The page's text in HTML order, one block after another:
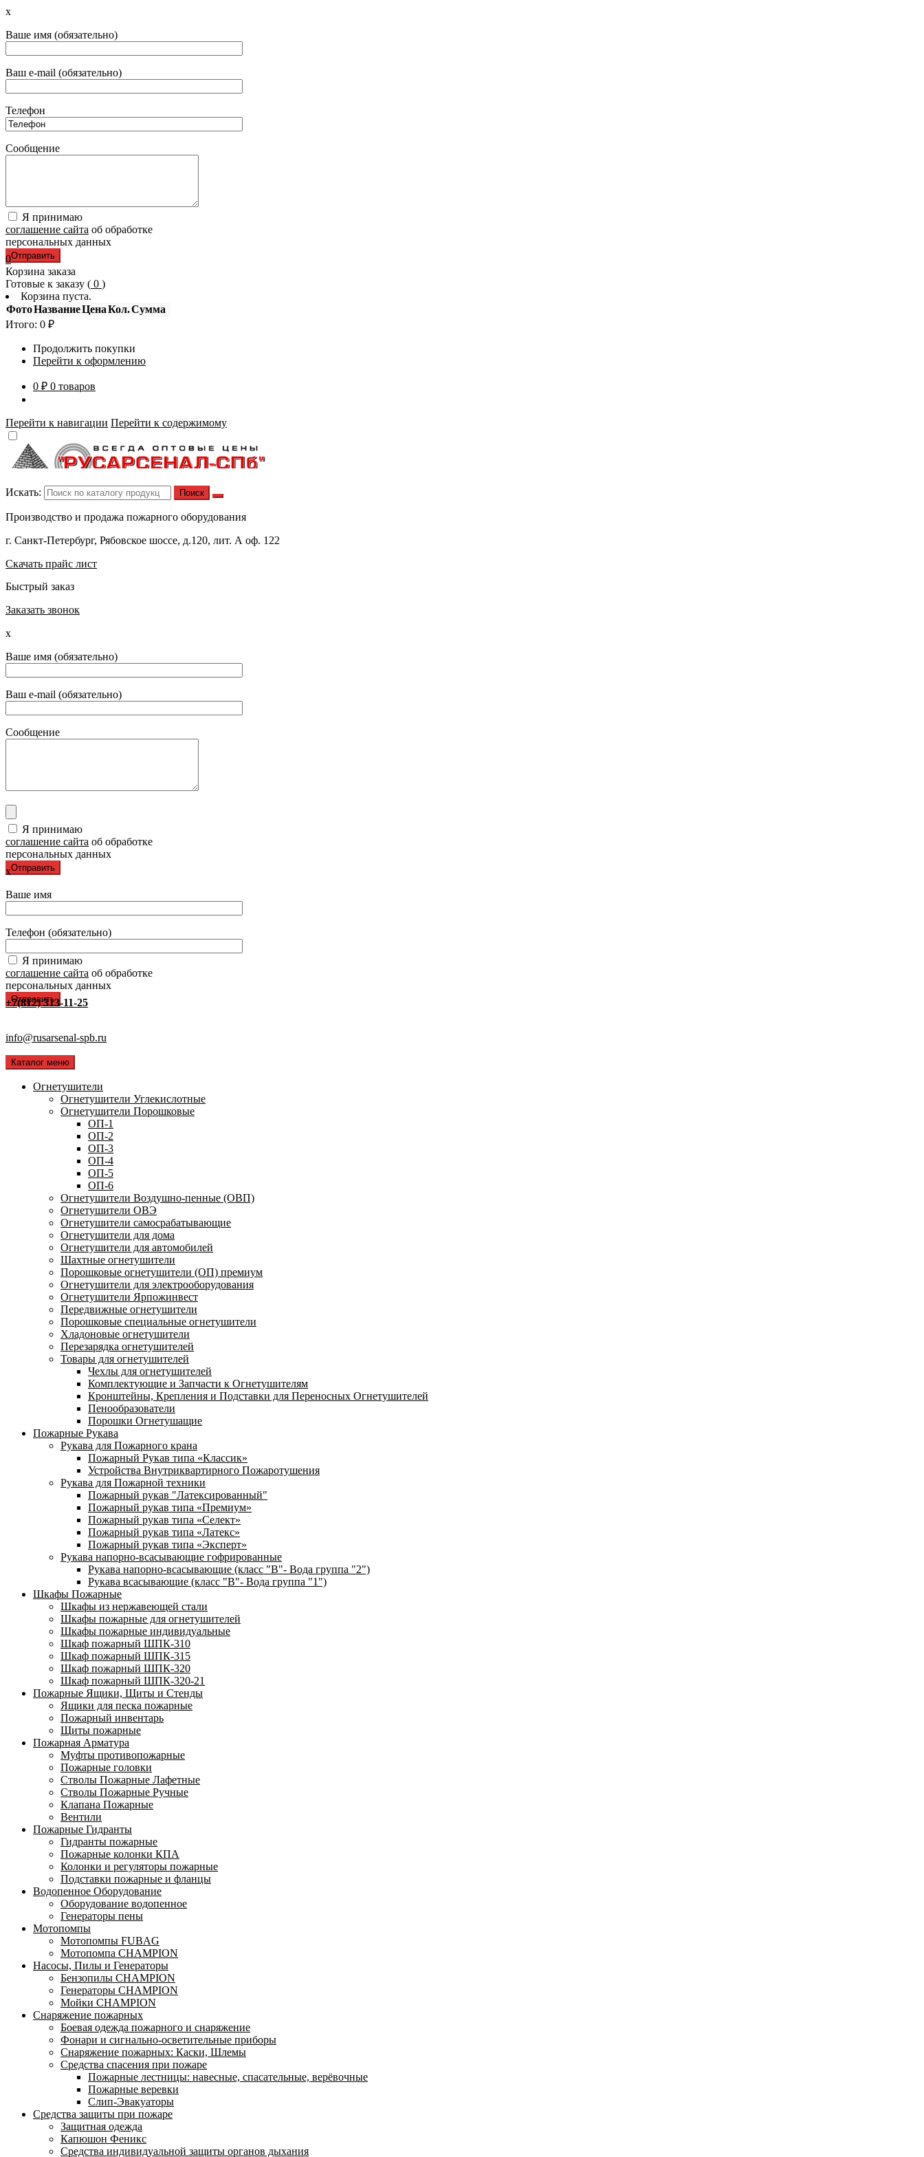
x
Ваше имя (обязательно)
Ваш e-mail (обязательно)
Телефон
Сообщение
Я принимаю
соглашение сайта об обработке
персональных данных
0
Корзина заказа
Готовые к заказу ( 0 )
Корзина пуста.
ФотоНазваниеЦенаКол.Сумма
Итого: 0 ₽
Продолжить покупки
Перейти к оформлению
0 ₽ 0 товаров
Перейти к навигации Перейти к содержимому
Искать:
Производство и продажа пожарного оборудования
г. Санкт-Петербург, Рябовское шоссе, д.120, лит. А оф. 122
Скачать прайс лист
Быстрый заказ
Заказать звонок
x
Ваше имя (обязательно)
Ваш e-mail (обязательно)
Сообщение
Я принимаю
соглашение сайта об обработке
персональных данных
x
Ваше имя
Телефон (обязательно)
Я принимаю
соглашение сайта об обработке
персональных данных
+7(812) 313-11-25
info@rusarsenal-spb.ru
Каталог меню
Огнетушители
Огнетушители Углекислотные
Огнетушители Порошковые
ОП-1
ОП-2
ОП-3
ОП-4
ОП-5
ОП-6
Огнетушители Воздушно-пенные (ОВП)
Огнетушители ОВЭ
Огнетушители самосрабатывающие
Огнетушители для дома
Огнетушители для автомобилей
Шахтные огнетушители
Порошковые огнетушители (ОП) премиум
Огнетушители для электрооборудования
Огнетушители Ярпожинвест
Передвижные огнетушители
Порошковые специальные огнетушители
Хладоновые огнетушители
Перезарядка огнетушителей
Товары для огнетушителей
Чехлы для огнетушителей
Комплектующие и Запчасти к Огнетушителям
Кронштейны, Крепления и Подставки для Переносных Огнетушителей
Пенообразователи
Порошки Огнетушащие
Пожарные Рукава
Рукава для Пожарного крана
Пожарный Рукав типа «Классик»
Устройства Внутриквартирного Пожаротушения
Рукава для Пожарной техники
Пожарный рукав "Латексированный"
Пожарный рукав типа «Премиум»
Пожарный рукав типа «Селект»
Пожарный рукав типа «Латекс»
Пожарный рукав типа «Эксперт»
Рукава напорно-всасывающие гофрированные
Рукава напорно-всасывающие (класс "В"- Вода группа "2")
Рукава всасывающие (класс "В"- Вода группа "1")
Шкафы Пожарные
Шкафы из нержавеющей стали
Шкафы пожарные для огнетушителей
Шкафы пожарные индивидуальные
Шкаф пожарный ШПК-310
Шкаф пожарный ШПК-315
Шкаф пожарный ШПК-320
Шкаф пожарный ШПК-320-21
Пожарные Ящики, Щиты и Стенды
Ящики для песка пожарные
Пожарный инвентарь
Щиты пожарные
Пожарная Арматура
Муфты противопожарные
Пожарные головки
Стволы Пожарные Лафетные
Стволы Пожарные Ручные
Клапана Пожарные
Вентили
Пожарные Гидранты
Гидранты пожарные
Пожарные колонки КПА
Колонки и регуляторы пожарные
Подставки пожарные и фланцы
Водопенное Оборудование
Оборудование водопенное
Генераторы пены
Мотопомпы
Мотопомпы FUBAG
Мотопомпа CHAMPION
Насосы, Пилы и Генераторы
Бензопилы CHAMPION
Генераторы CHAMPION
Мойки CHAMPION
Снаряжение пожарных
Боевая одежда пожарного и снаряжение
Фонари и сигнально-осветительные приборы
Снаряжение пожарных: Каски, Шлемы
Средства спасения при пожаре
Пожарные лестницы: навесные, спасательные, верёвочные
Пожарные веревки
Слип-Эвакуаторы
Средства защиты при пожаре
Защитная одежда
Капюшон Феникс
Средства индивидуальной защиты органов дыхания